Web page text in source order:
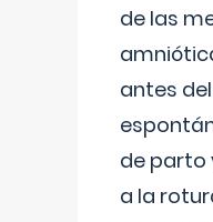
de las
antes
de parto
a la